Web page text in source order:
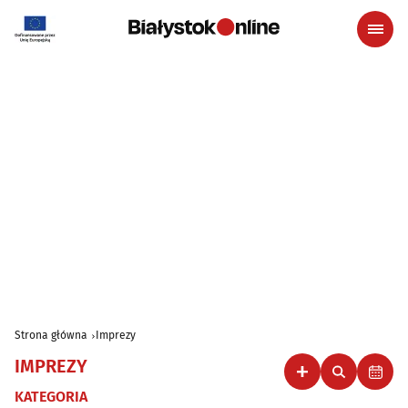
Strona główna Imprezy
IMPREZY
KATEGORIA